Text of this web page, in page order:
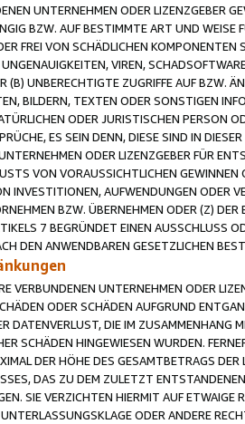
UNTERNEHMEN ODER LIZENZGEBER
BZW. AUF BESTIMMTE ART UND
FREI VON SCHÄDLICHEN
VIREN,
(B) UNBERECHTIGTE ZUGRIFFE AUF BZW.
BILDERN, TEXTEN ODER SONSTIGEN
ODER JURISTISCHEN PERSON
ES SEIN DENN, DIESE SIND IN
ODER LIZENZGEBER FÜR
VON VORAUSSICHTLICHEN
INVESTITIONEN, AUFWENDUNGEN ODER
BZW. ÜBERNEHMEN ODER (Z)
7 BEGRÜNDET EINEN AUSSCHLUSS
DEN ANWENDBAREN GESETZLICHEN
VERBUNDENEN UNTERNEHMEN ODER
ODER SCHÄDEN AUFGRUND
DATENVERLUST, DIE IM ZUSAMMENHANG
SCHÄDEN HINGEWIESEN WURDEN.
DER HÖHE DES GESAMTBETRAGS
DAS ZU DEM ZULETZT
SIE VERZICHTEN HIERMIT AUF
ODER ANDERE